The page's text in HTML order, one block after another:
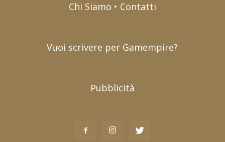
Chi Siamo • Contatti
Vuoi scrivere per Gamempire?
Pubblicità